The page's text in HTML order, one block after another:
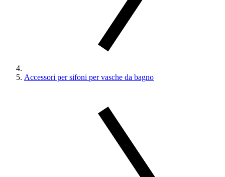
Accessori per sifoni per vasche da bagno